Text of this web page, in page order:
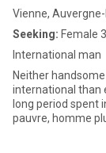
Vienne,
Seeking: Female
International man
Neither
international than
long period spent
pauvre, homme